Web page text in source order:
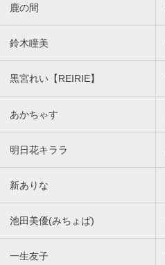
鹿の間
鈴木瞳美
黒宮れい【REIRIE】
あかちゃす
明日花キララ
新ありな
池田美優(みちょぱ)
一生友子